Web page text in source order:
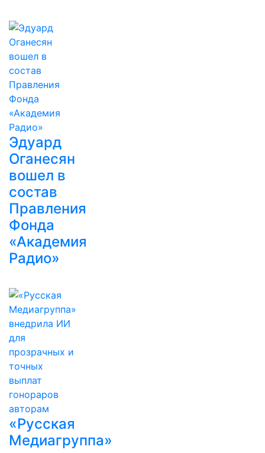
Эдуард
Оганесян
вошел в
состав
Правления
Фонда
«Академия
Радио»
«Русская
Медиагруппа»